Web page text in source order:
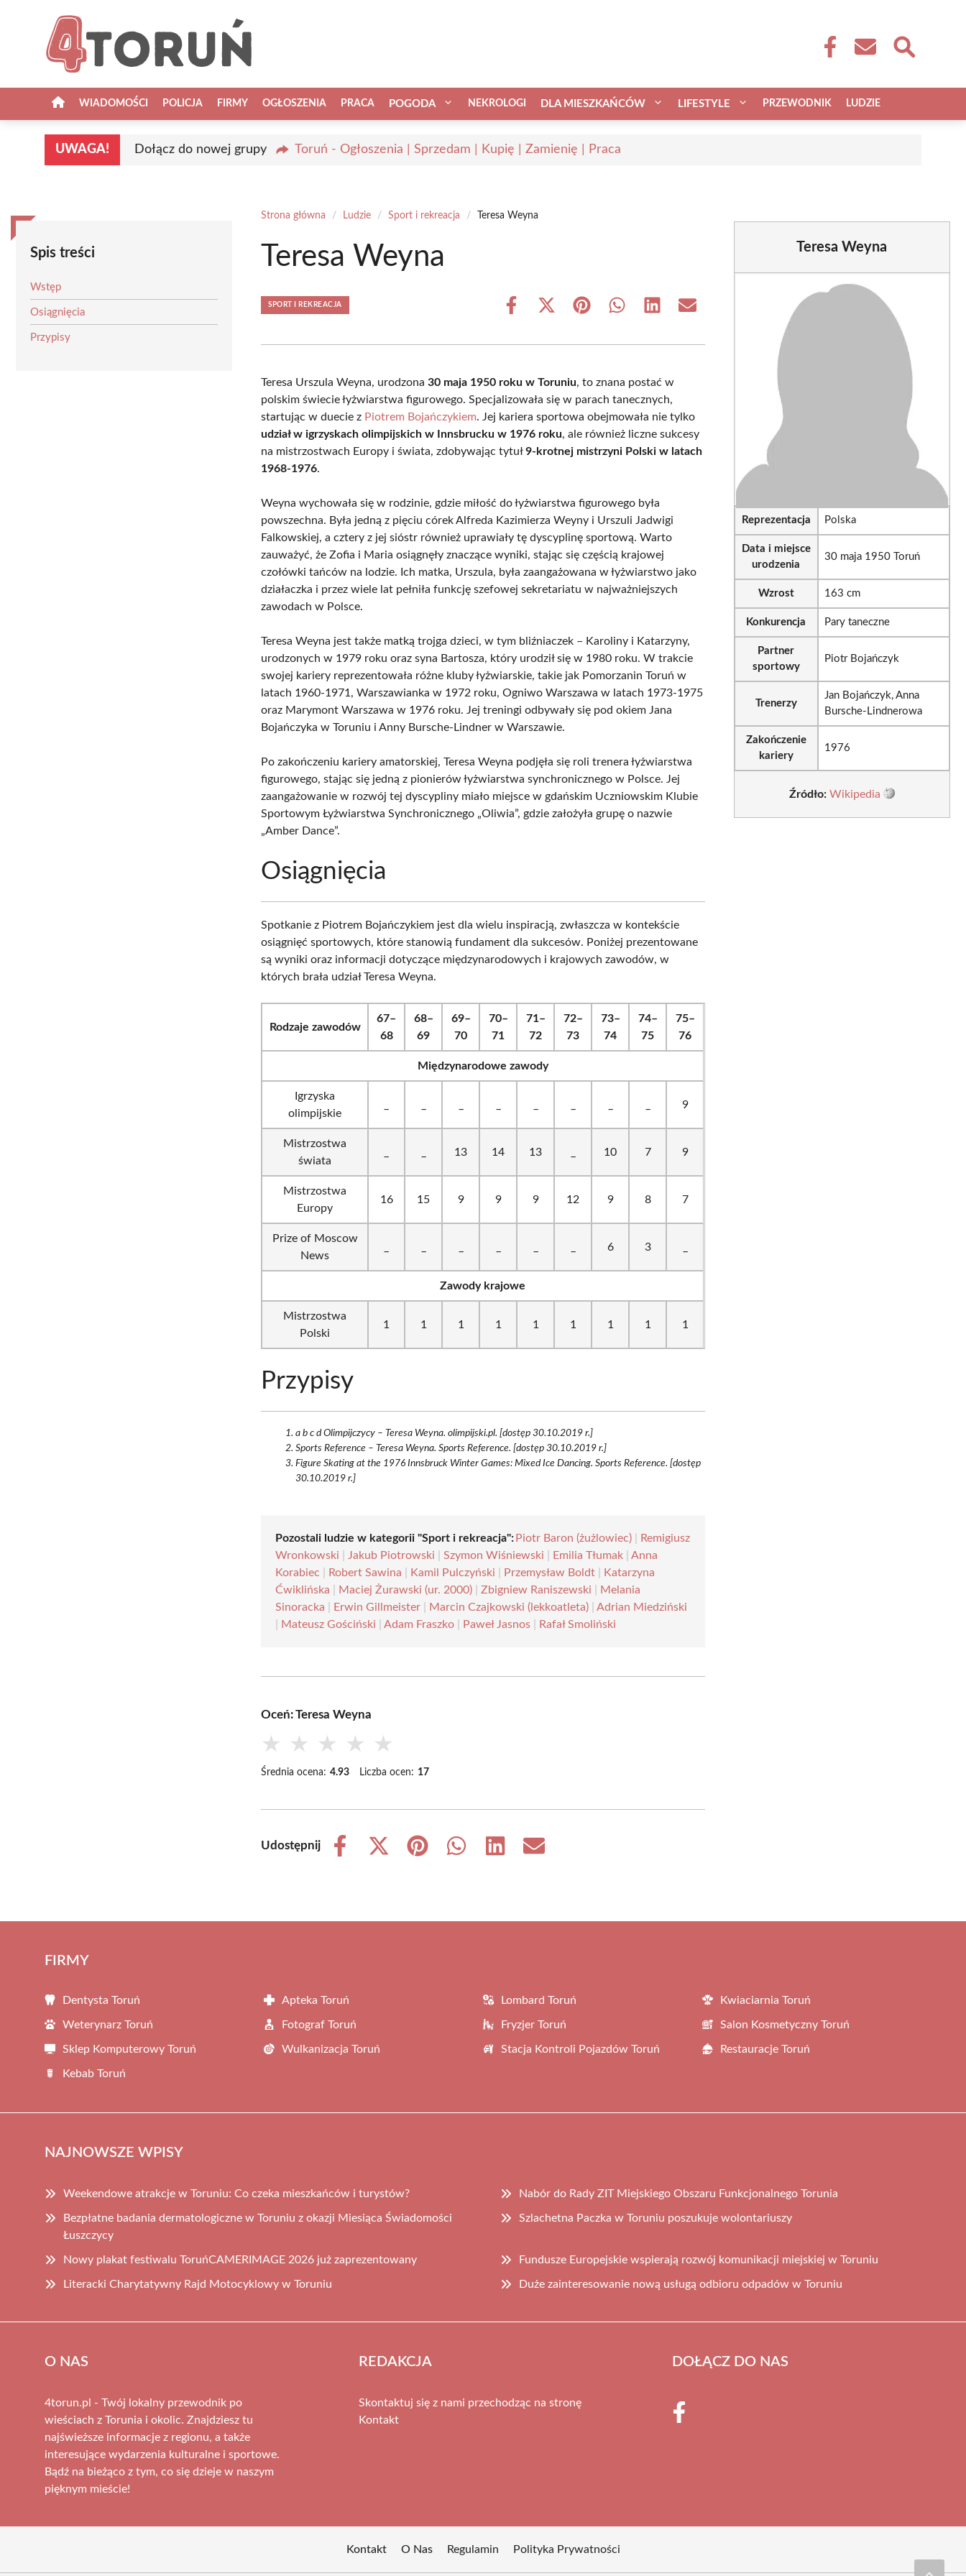
WIADOMOŚCI POLICJA FIRMY OGŁOSZENIA PRACA POGODA NEKROLOGI DLA MIESZKAŃCÓW LIFESTYLE PRZEWODNIK LUDZIE
UWAGA! Dołącz do nowej grupy Toruń - Ogłoszenia | Sprzedam | Kupię | Zamienię | Praca
Spis treści
Wstęp
Osiągnięcia
Przypisy
Strona główna / Ludzie / Sport i rekreacja / Teresa Weyna
Teresa Weyna
SPORT I REKREACJA
Share
Share
(Twitter)
Share Share Share Share
Teresa Urszula Weyna, urodzona30 maja 1950 roku w Toruniu, to znana postać w
polskim świecie łyżwiarstwa figurowego. Specjalizowała się w parach tanecznych,
startując w duecie z Piotrem Bojańczykiem. Jej kariera sportowa obejmowała nie tylko
udział w igrzyskach olimpijskich w Innsbrucku w 1976 roku, ale również liczne sukcesy
na mistrzostwach Europy i świata, zdobywając tytuł9-krotnej mistrzyni Polski w latach
1968-1976.
Weyna wychowała się w rodzinie, gdzie miłość do łyżwiarstwa figurowego była
powszechna. Była jedną z pięciu córek Alfreda Kazimierza Weyny i Urszuli Jadwigi
Falkowskiej, a cztery z jej sióstr również uprawiały tę dyscyplinę sportową. Warto
zauważyć, że Zofia i Maria osiągnęły znaczące wyniki, stając się częścią krajowej
czołówki tańców na lodzie. Ich matka, Urszula, była zaangażowana w łyżwiarstwo jako
działaczka i przez wiele lat pełniła funkcję szefowej sekretariatu w najważniejszych
zawodach w Polsce.
Teresa Weyna jest także matką trojga dzieci, w tym bliźniaczek – Karoliny i Katarzyny,
urodzonych w 1979 roku oraz syna Bartosza, który urodził się w 1980 roku. W trakcie
swojej kariery reprezentowała różne kluby łyżwiarskie, takie jak Pomorzanin Toruń w
latach 1960-1971, Warszawianka w 1972 roku, Ogniwo Warszawa w latach 1973-1975
oraz Marymont Warszawa w 1976 roku. Jej treningi odbywały się pod okiem Jana
Bojańczyka w Toruniu i Anny Bursche-Lindner w Warszawie.
Po zakończeniu kariery amatorskiej, Teresa Weyna podjęła się roli trenera łyżwiarstwa
figurowego, stając się jedną z pionierów łyżwiarstwa synchronicznego w Polsce. Jej
zaangażowanie w rozwój tej dyscypliny miało miejsce w gdańskim Uczniowskim Klubie
Sportowym Łyżwiarstwa Synchronicznego „Oliwia”, gdzie założyła grupę o nazwie
„Amber Dance”.
Osiągnięcia
Spotkanie z Piotrem Bojańczykiem jest dla wielu inspiracją, zwłaszcza w kontekście
osiągnięć sportowych, które stanowią fundament dla sukcesów. Poniżej prezentowane
są wyniki oraz informacji dotyczące międzynarodowych i krajowych zawodów, w
których brała udział Teresa Weyna.
Rodzaje zawodów
67–
68
68–
69
69–
70
70–
71
71–
72
72–
73
73–
74
74–
75
75–
76
Międzynarodowe zawody
Igrzyska
olimpijskie
9
Mistrzostwa
świata
13 14 13 10 7 9
Mistrzostwa
Europy
16 15 9 9 9 12 9 8 7
Prize of Moscow
News
6 3
Zawody krajowe
Mistrzostwa
Polski
1 1 1 1 1 1 1 1 1
Przypisy
a b c d Olimpijczycy – Teresa Weyna. olimpijski.pl. [dostęp 30.10.2019 r.]
Sports Reference – Teresa Weyna. Sports Reference. [dostęp 30.10.2019 r.]
Figure Skating at the 1976 Innsbruck Winter Games: Mixed Ice Dancing. Sports Reference. [dostęp
30.10.2019 r.]
Pozostali ludzie w kategorii "Sport i rekreacja":Piotr Baron (żużlowiec)
Remigiusz
Wronkowski
Jakub Piotrowski |Szymon Wiśniewski Emilia Tłumak |Anna
Korabiec
Robert Sawina Kamil Pulczyński Przemysław Boldt
Katarzyna
Ćwiklińska
Maciej Żurawski (ur. 2000) |Zbigniew Raniszewski
Melania
Sinoracka
Erwin Gillmeister Marcin Czajkowski (lekkoatleta) |Adrian Miedziński
Mateusz Gościński |Adam Fraszko Paweł Jasnos Rafał Smoliński
Oceń: Teresa Weyna
★ ★ ★ ★ ★
Średnia ocena: 4.93 Liczba ocen: 17
Udostępnij
Share
Share
Share
Share
Share
Share
Teresa Weyna
Reprezentacja Polska
Data i miejsce
urodzenia
30 maja 1950 Toruń
Wzrost 163 cm
Konkurencja Pary taneczne
Partner
sportowy
Piotr Bojańczyk
Trenerzy
Jan Bojańczyk, Anna
Bursche-Lindnerowa
Zakończenie
kariery
1976
Źródło: Wikipedia
FIRMY
Dentysta Toruń Apteka Toruń Lombard Toruń Kwiaciarnia Toruń
Weterynarz Toruń Fotograf Toruń Fryzjer Toruń Salon Kosmetyczny Toruń
Sklep Komputerowy Toruń Wulkanizacja Toruń Stacja Kontroli Pojazdów Toruń Restauracje Toruń
Kebab Toruń
NAJNOWSZE WPISY
Weekendowe atrakcje w Toruniu: Co czeka mieszkańców i turystów? Nabór do Rady ZIT Miejskiego Obszaru Funkcjonalnego Torunia
Bezpłatne badania dermatologiczne w Toruniu z okazji Miesiąca Świadomości
Łuszczycy
Szlachetna Paczka w Toruniu poszukuje wolontariuszy
Nowy plakat festiwalu ToruńCAMERIMAGE 2026 już zaprezentowany Fundusze Europejskie wspierają rozwój komunikacji miejskiej w Toruniu
Literacki Charytatywny Rajd Motocyklowy w Toruniu Duże zainteresowanie nową usługą odbioru odpadów w Toruniu
O NAS
4torun.pl - Twój lokalny przewodnik po
wieściach z Torunia i okolic. Znajdziesz tu
najświeższe informacje z regionu, a także
interesujące wydarzenia kulturalne i sportowe.
Bądź na bieżąco z tym, co się dzieje w naszym
pięknym mieście!
REDAKCJA
Skontaktuj się z nami przechodząc na stronę
Kontakt
DOŁĄCZ DO NAS
Kontakt O Nas Regulamin Polityka Prywatności